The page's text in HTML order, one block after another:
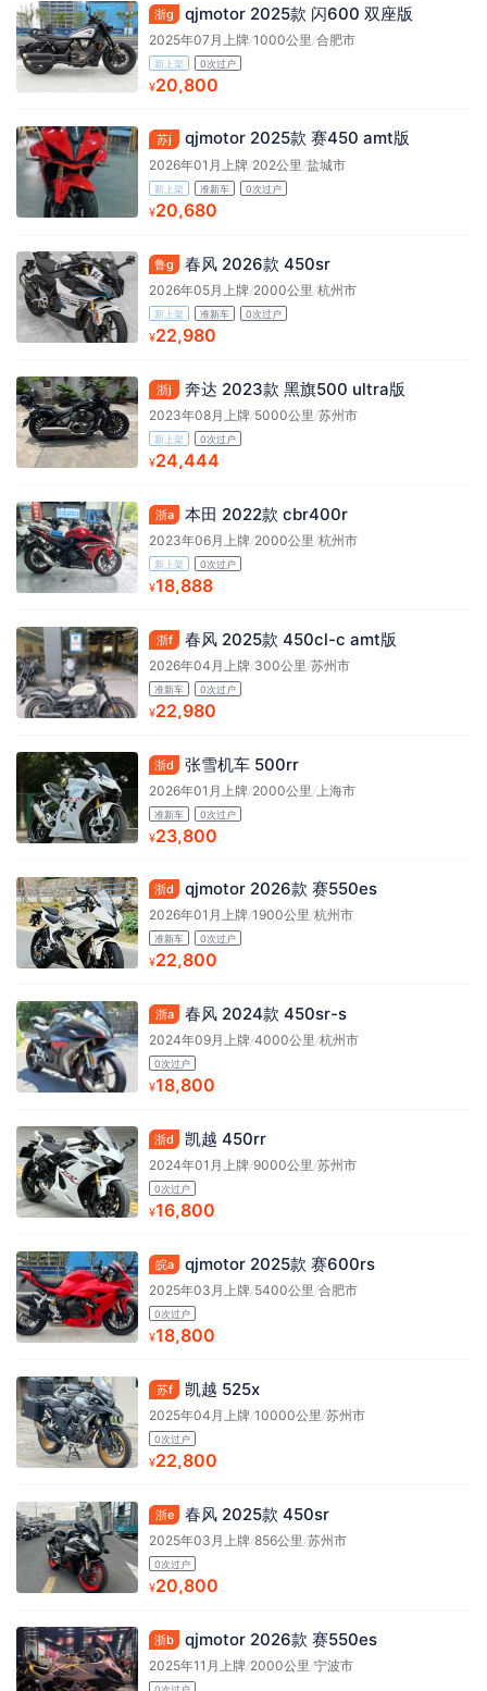
浙g qjmotor 2025款 闪600 双座版
2025年07月上牌/1000公里 /合肥市
新上架 0次过户
¥20,800
苏j qjmotor 2025款 赛450 amt版
2026年01月上牌/202公里 /盐城市
新上架 准新车 0次过户
¥20,680
鲁g 春风 2026款 450sr
2026年05月上牌/2000公里 /杭州市
新上架 准新车 0次过户
¥22,980
浙j 奔达 2023款 黑旗500 ultra版
2023年08月上牌/5000公里 /苏州市
新上架 0次过户
¥24,444
浙a 本田 2022款 cbr400r
2023年06月上牌/2000公里 /杭州市
新上架 0次过户
¥18,888
浙f 春风 2025款 450cl-c amt版
2026年04月上牌/300公里 /苏州市
准新车 0次过户
¥22,980
浙d 张雪机车 500rr
2026年01月上牌/2000公里 /上海市
准新车 0次过户
¥23,800
浙d qjmotor 2026款 赛550es
2026年01月上牌/1900公里/杭州市
准新车 0次过户
¥22,800
浙a 春风 2024款 450sr-s
2024年09月上牌/4000公里/杭州市
0次过户
¥18,800
浙d 凯越 450rr
2024年01月上牌/9000公里/苏州市
0次过户
¥16,800
皖a qjmotor 2025款 赛600rs
2025年03月上牌/5400公里/合肥市
0次过户
¥18,800
苏f 凯越 525x
2025年04月上牌/10000公里/苏州市
0次过户
¥22,800
浙e 春风 2025款 450sr
2025年03月上牌/856公里/苏州市
0次过户
¥20,800
浙b qjmotor 2026款 赛550es
2025年11月上牌/2000公里 /宁波市